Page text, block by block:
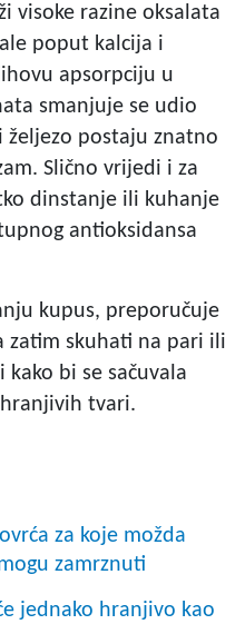
visoke razine oksalata
poput kalcija i
apsorpciju u
smanjuje se udio
željezo postaju znatno
Slično vrijedi i za
dinstanje ili kuhanje
antioksidansa
kupus, preporučuje
zatim skuhati na pari ili
bi se sačuvala
tvari.
za koje možda
zamrznuti
jednako hranjivo kao